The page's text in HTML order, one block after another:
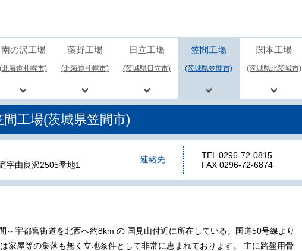
南の沢工場
(北海道札幌市)
藤野工場
(北海道札幌市)
日立工場
(茨城県日立市)
笠間工場
(茨城県笠間市)
関本工場
(茨城県北茨城市)
工場(茨城県笠間市)
字由良沢2505番地1
連絡先
TEL 0296-72-0815
FAX 0296-72-6874
～宇都宮街道を北西へ約8km の 国見山付近に所在している。国道50号線より
家屋等の集落も無く立地条件として非常に恵まれております。 主に路盤用骨